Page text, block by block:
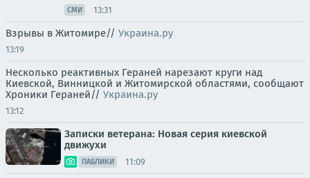
СМИ 13:31
Взрывы в Житомире// Украина.ру
13:19
Несколько реактивных Гераней нарезают круги над
Киевской, Винницкой и Житомирской областями, сообщают
Хроники Гераней// Украина.ру
13:12
Записки ветерана: Новая серия киевской
движухи
ПАБЛИКИ 11:09